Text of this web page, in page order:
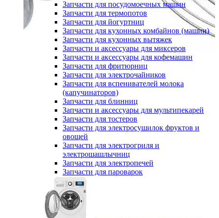
Запчасти для посудомоечных машин
Запчасти для термопотов
Запчасти для йогуртниц
Запчасти для кухонных комбайнов (машин)
Запчасти для кухонных вытяжек
Запчасти и аксессуары для миксеров
Запчасти и аксессуары для кофемашин
Запчасти для фритюрниц
Запчасти для электрочайников
Запчасти для вспенивателей молока
(капучинаторов)
Запчасти для блинниц
Запчасти и аксессуары для мультипекарей
Запчасти для тостеров
Запчасти для электросушилок фруктов и
овощей
Запчасти для электрогриля и
электрошашлычниц
Запчасти для электропечей
Запчасти для пароварок